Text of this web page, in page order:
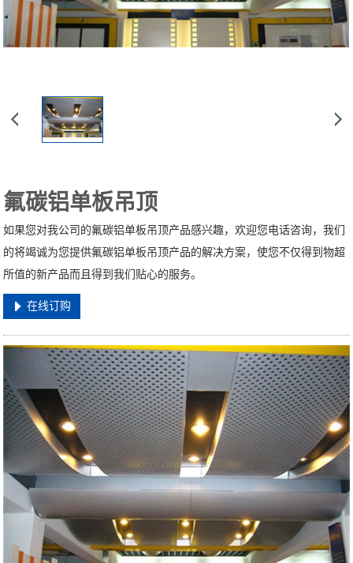
氟碳铝单板吊顶
如果您对我公司的氟碳铝单板吊顶产品感兴趣，欢迎您电话咨询，我们
的将竭诚为您提供氟碳铝单板吊顶产品的解决方案，使您不仅得到物超
所值的新产品而且得到我们贴心的服务。
在线订购